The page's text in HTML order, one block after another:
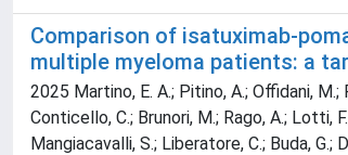
Comparison of isatuximab-
multiple myeloma patients: a
2025 Martino, E. A.; Pitino, A.; Offidani, M.;
Conticello, C.; Brunori, M.; Rago, A.; Lotti,
Mangiacavalli, S.; Liberatore, C.; Buda, G.;